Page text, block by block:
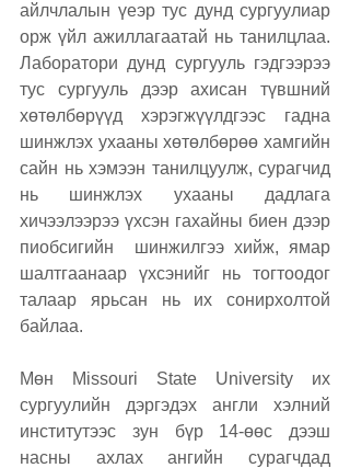
айлчлалын үеэр тус дунд сургуулиар
орж үйл ажиллагаатай нь танилцлаа.
Лаборатори дунд сургууль гэдгээрээ
тус сургууль дээр ахисан түвшний
хөтөлбөрүүд хэрэгжүүлдгээс гадна
шинжлэх ухааны хөтөлбөрөө хамгийн
сайн нь хэмээн танилцуулж, сурагчид
нь шинжлэх ухааны дадлага
хичээлээрээ үхсэн гахайны биен дээр
пиобсигийн  шинжилгээ хийж, ямар
шалтгаанаар үхсэнийг нь тогтоодог
талаар ярьсан нь их сонирхолтой
байлаа.
Мөн Missouri State University их
сургуулийн дэргэдэх англи хэлний
институтээс зун бүр 14-өөс дээш
насны ахлах ангийн сурагчдад